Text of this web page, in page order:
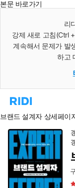
본문 바로가기
리
강제 새로 고침(Ctrl
계속해서 문제가 발
하고
리
홈
로
이
동
브랜드 설계자 상세페이